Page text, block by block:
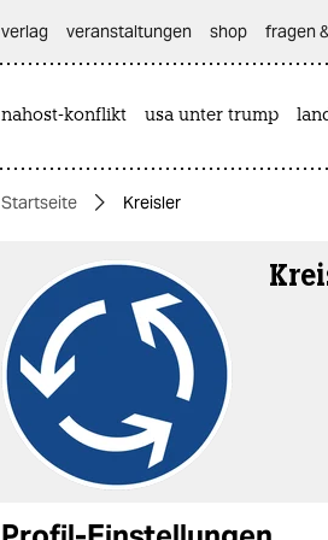
themen
politik
öko
gesellschaft
kultur
verlag
veranstaltungen shop fragen
nahost-konflikt usa unter trump
Startseite Kreisler